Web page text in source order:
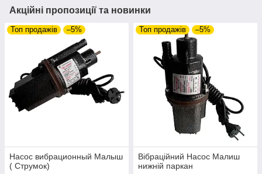
Акційні пропозиції та новинки
Топ продажів –5%
Насос вибрационный Малыш
( Струмок)
Топ продажів –5%
Вібраційний Насос Малиш
нижній паркан